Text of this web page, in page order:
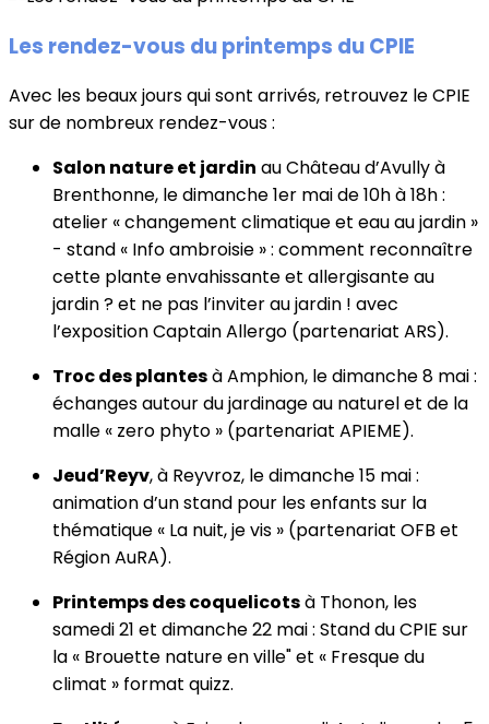
Les rendez-vous du printemps du CPIE
Avec les beaux jours qui sont arrivés, retrouvez le CPIE
sur de nombreux rendez-vous :
Salon nature et jardin au Château d’Avully à
Brenthonne, le dimanche 1er mai de 10h à 18h :
atelier « changement climatique et eau au jardin »
- stand « Info ambroisie » : comment reconnaître
cette plante envahissante et allergisante au
jardin ? et ne pas l’inviter au jardin ! avec
l’exposition Captain Allergo (partenariat ARS).
Troc des plantesà Amphion, le dimanche 8 mai :
échanges autour du jardinage au naturel et de la
malle « zero phyto » (partenariat APIEME).
Jeud’Reyv, à Reyvroz, le dimanche 15 mai :
animation d’un stand pour les enfants sur la
thématique « La nuit, je vis » (partenariat OFB et
Région AuRA).
Printemps des coquelicotsà Thonon, les
samedi 21 et dimanche 22 mai : Stand du CPIE sur
la « Brouette nature en ville" et « Fresque du
climat » format quizz.